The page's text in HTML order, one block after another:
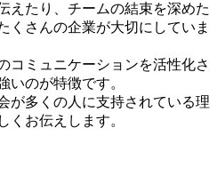
えたり、チームの結束を深めた
くさんの企業が大切にしていま
コミュニケーションを活性化さ
いのが特徴です。
が多くの人に支持されている理
くお伝えします。